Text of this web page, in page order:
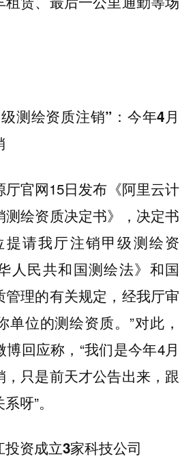
测绘资质注销”：今年4月
官网15日发布《阿里云计
测绘资质决定书》，决定书
提请我厅注销甲级测绘资
人民共和国测绘法》和国
管理的有关规定，经我厅审
单位的测绘资质。”对此，
回应称，“我们是今年4月
，只是前天才公告出来，跟
呀”。
资成立3家科技公司